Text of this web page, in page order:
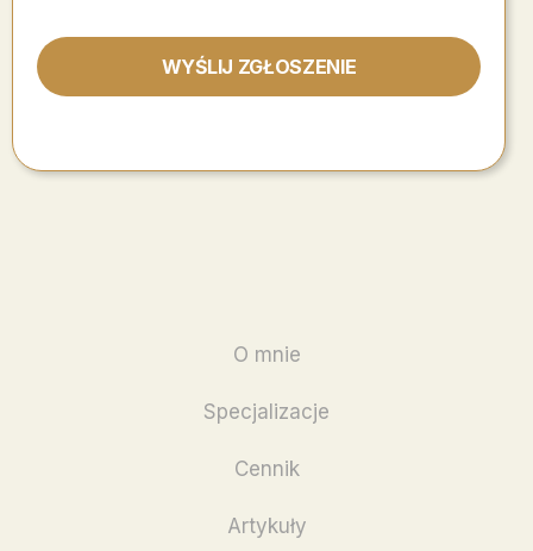
O mnie
Specjalizacje
Cennik
Artykuły